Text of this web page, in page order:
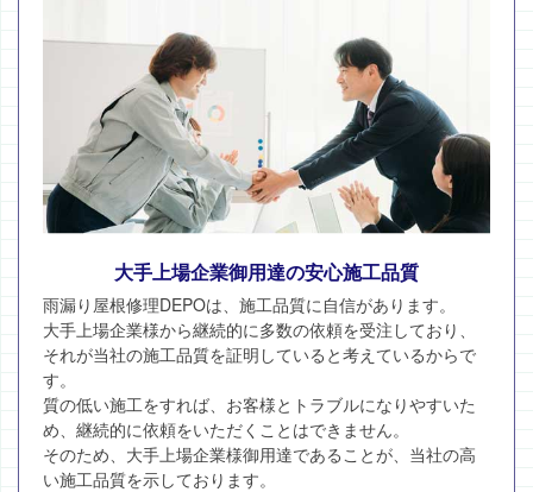
大手上場企業御用達の安心施工品質
雨漏り屋根修理DEPOは、施工品質に自信があります。
大手上場企業様から継続的に多数の依頼を受注しており、
それが当社の施工品質を証明していると考えているからで
す。
質の低い施工をすれば、お客様とトラブルになりやすいた
め、継続的に依頼をいただくことはできません。
そのため、大手上場企業様御用達であることが、当社の高
い施工品質を示しております。